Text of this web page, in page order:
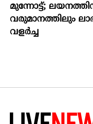
മുന്നോട്ട്;
വരുമാനത്തിലും
വളർച്ച